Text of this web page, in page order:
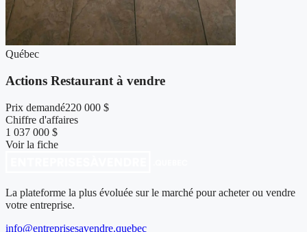
Québec
Actions Restaurant à vendre
Prix demandé220 000 $
Chiffre d'affaires
1 037 000 $
Voir la fiche
La plateforme la plus évoluée sur le marché pour acheter ou vendre
votre entreprise.
info@entreprisesavendre.quebec